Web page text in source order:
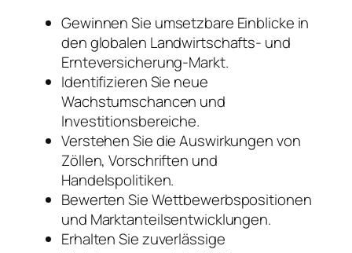
Gewinnen Sie umsetzbare Einblicke in
den globalen Landwirtschafts- und
Ernteversicherung-Markt.
Identifizieren Sie neue
Wachstumschancen und
Investitionsbereiche.
Verstehen Sie die Auswirkungen von
Zöllen, Vorschriften und
Handelspolitiken.
Bewerten Sie Wettbewerbspositionen
und Marktanteilsentwicklungen.
Erhalten Sie zuverlässige